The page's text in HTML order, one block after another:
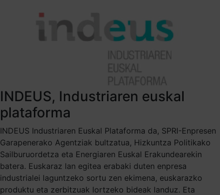
INDEUS, Industriaren euskal
plataforma
INDEUS Industriaren Euskal Plataforma da, SPRI-Enpresen
Garapenerako Agentziak bultzatua, Hizkuntza Politikako
Sailburuordetza eta Energiaren Euskal Erakundearekin
batera. Euskaraz lan egitea erabaki duten enpresa
industrialei laguntzeko sortu zen ekimena, euskarazko
produktu eta zerbitzuak lortzeko bideak landuz. Eta